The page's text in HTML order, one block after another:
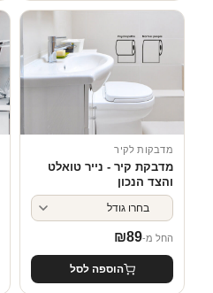
מדבקות לקיר
מדבקת קיר - נייר טואלט
והצד הנכון
החל מ- ₪89
הוספה לסל